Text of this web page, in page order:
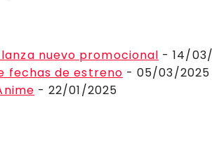
nuevo promocional - 14/
fechas de estreno - 05/03/2025
- 22/01/2025